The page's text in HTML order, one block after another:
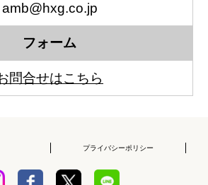
amb@hxg.co.jp
フォーム
問合せはこちら
プライバシーポリシー